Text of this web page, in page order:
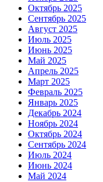
Октябрь 2025
Сентябрь 2025
Август 2025
Июль 2025
Июнь 2025
Май 2025
Апрель 2025
Март 2025
Февраль 2025
Январь 2025
Декабрь 2024
Ноябрь 2024
Октябрь 2024
Сентябрь 2024
Июль 2024
Июнь 2024
Май 2024